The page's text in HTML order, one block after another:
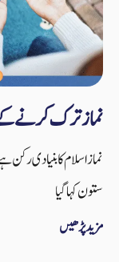
نماز ترک کرنے
نماز اسلام کا بنیادی
ستون کہا گیا
مزید پڑھیں